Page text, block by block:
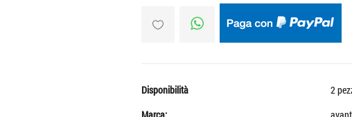
Disponibilità
2
Marca: